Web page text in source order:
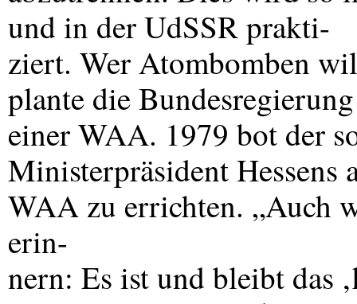
und in der UdSSR prakti-
ziert. Wer Atombomben
plante die
einerWAA. 1979 bot der
Ministerpräsident Hessens
WAA zu errichten. „Auch
erin-
nern: Es ist und bleibt das